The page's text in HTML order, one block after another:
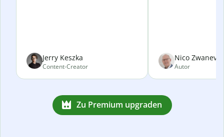
Jerry Keszka
Content-Creator
Nico
Autor
Zu Premium upgraden